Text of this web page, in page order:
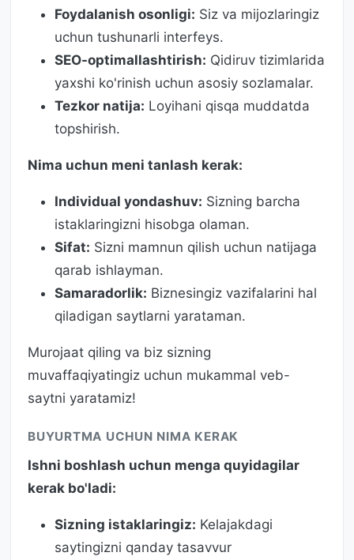
Foydalanish osonligi: Siz va mijozlaringiz
uchun tushunarli interfeys.
SEO-optimallashtirish: Qidiruv tizimlarida
yaxshi ko'rinish uchun asosiy sozlamalar.
Tezkor natija: Loyihani qisqa muddatda
topshirish.
Nima uchun meni tanlash kerak:
Individual yondashuv: Sizning barcha
istaklaringizni hisobga olaman.
Sifat: Sizni mamnun qilish uchun natijaga
qarab ishlayman.
Samaradorlik: Biznesingiz vazifalarini hal
qiladigan saytlarni yarataman.
Murojaat qiling va biz sizning
muvaffaqiyatingiz uchun mukammal veb-
saytni yaratamiz!
BUYURTMA UCHUN NIMA KERAK
Ishni boshlash uchun menga quyidagilar
kerak bo'ladi:
Sizning istaklaringiz: Kelajakdagi
saytingizni qanday tasavvur